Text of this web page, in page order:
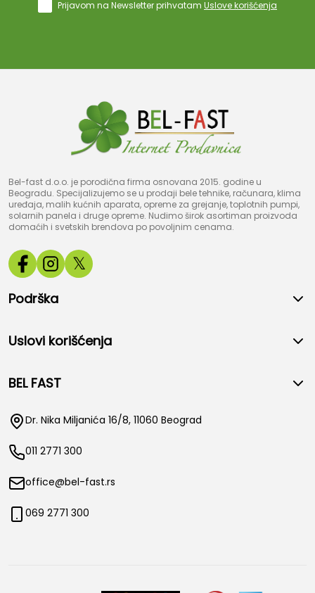
Prijavom na Newsletter prihvatam Uslove korišćenja
Bel-fast d.o.o. je porodična firma osnovana 2015. godine u
Beogradu. Specijalizujemo se u prodaji bele tehnike, računara, klima
uređaja, malih kućnih aparata, opreme za grejanje, toplotnih pumpi,
solarnih panela i druge opreme. Nudimo širok asortiman proizvoda
domaćih i svetskih brendova po povoljnim cenama.
𝕏
Podrška
Uslovi korišćenja
BEL FAST
Dr. Nika Miljanića 16/8, 11060 Beograd
011 2771 300
office@bel-fast.rs
069 2771 300